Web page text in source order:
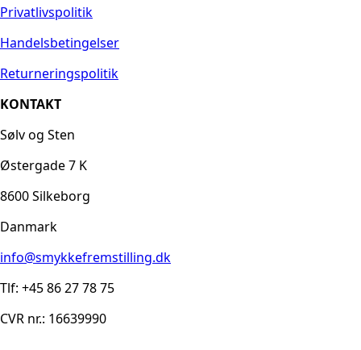
Privatlivspolitik
Handelsbetingelser
Returneringspolitik
KONTAKT
Sølv og Sten
Østergade 7 K
8600 Silkeborg
Danmark
info@smykkefremstilling.dk
Tlf: +45 86 27 78 75
CVR nr.: 16639990